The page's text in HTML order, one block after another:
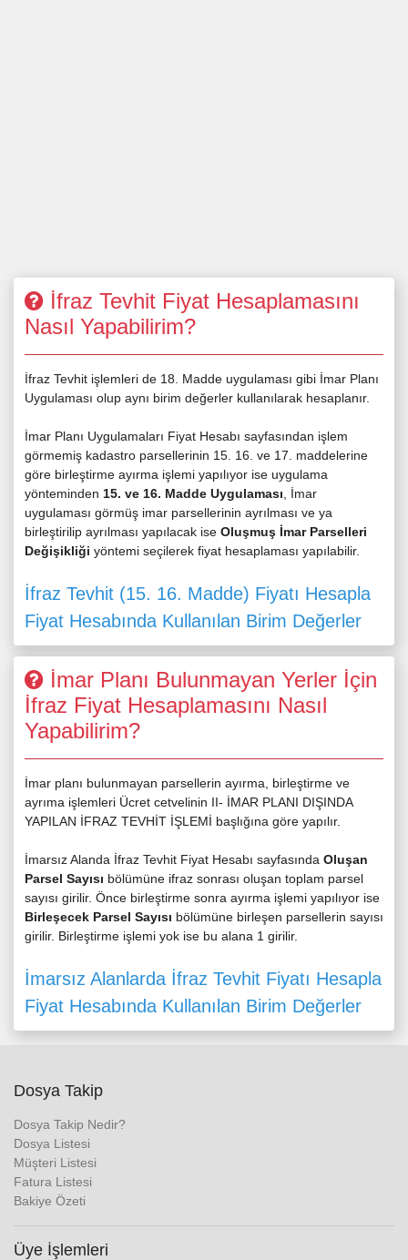
İfraz Tevhit Fiyat Hesaplamasını
Nasıl Yapabilirim?
İfraz Tevhit işlemleri de 18. Madde uygulaması gibi İmar Planı
Uygulaması olup aynı birim değerler kullanılarak hesaplanır.
İmar Planı Uygulamaları Fiyat Hesabı sayfasından işlem
görmemiş kadastro parsellerinin 15. 16. ve 17. maddelerine
göre birleştirme ayırma işlemi yapılıyor ise uygulama
yönteminden 15. ve 16. Madde Uygulaması , İmar
uygulaması görmüş imar parsellerinin ayrılması ve ya
birleştirilip ayrılması yapılacak ise Oluşmuş İmar Parselleri
Değişikliği yöntemi seçilerek fiyat hesaplaması yapılabilir.
İfraz Tevhit (15. 16. Madde) Fiyatı Hesapla
Fiyat Hesabında Kullanılan Birim Değerler
İmar Planı Bulunmayan Yerler İçin
İfraz Fiyat Hesaplamasını Nasıl
Yapabilirim?
İmar planı bulunmayan parsellerin ayırma, birleştirme ve
ayrıma işlemleri Ücret cetvelinin II- İMAR PLANI DIŞINDA
YAPILAN İFRAZ TEVHİT İŞLEMİ başlığına göre yapılır.
İmarsız Alanda İfraz Tevhit Fiyat Hesabı sayfasında Oluşan
Parsel Sayısı bölümüne ifraz sonrası oluşan toplam parsel
sayısı girilir. Önce birleştirme sonra ayırma işlemi yapılıyor ise
Birleşecek Parsel Sayısı bölümüne birleşen parsellerin sayısı
girilir. Birleştirme işlemi yok ise bu alana 1 girilir.
İmarsız Alanlarda İfraz Tevhit Fiyatı Hesapla
Fiyat Hesabında Kullanılan Birim Değerler
Dosya Takip
Dosya Takip Nedir?
Dosya Listesi
Müşteri Listesi
Fatura Listesi
Bakiye Özeti
Üye İşlemleri